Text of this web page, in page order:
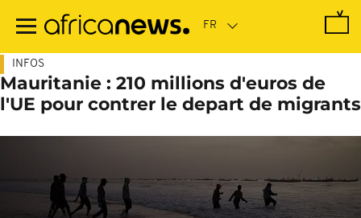
contenu
INFOS
Mauritanie : 210 millions d'euros de
l'UE pour contrer le depart de migrants